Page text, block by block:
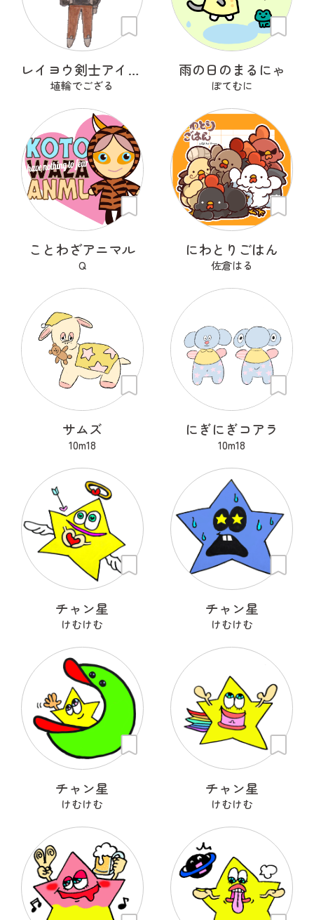
レイヨウ剣士アイベクサー
埴輪でござる
雨の日のまるにゃ
ぽてむに
ことわざアニマル
Q
にわとりごはん
佐倉はる
サムズ
10m18
にぎにぎコアラ
10m18
チャン星
けむけむ
チャン星
けむけむ
チャン星
けむけむ
チャン星
けむけむ